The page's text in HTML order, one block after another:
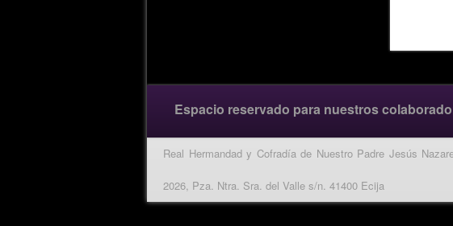
Espacio reservado para nuestros
Real Hermandad y Cofradía de Nuestro Padre Jesús
2026, Pza. Ntra. Sra. del Valle s/n. 41400 Ecija